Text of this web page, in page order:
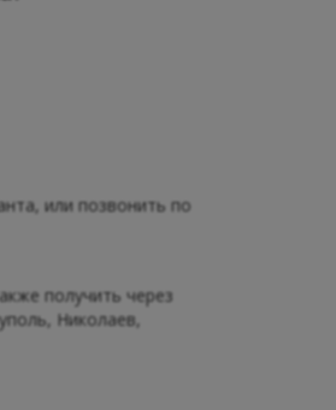
или позвонить по
получить через
Николаев,